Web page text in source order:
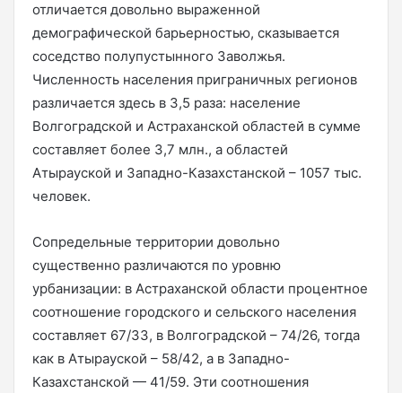
отличается довольно выраженной
демографической барьерностью, сказывается
соседство полупустынного Заволжья.
Численность населения приграничных регионов
различается здесь в 3,5 раза: население
Волгоградской и Астраханской областей в сумме
составляет более 3,7 млн., а областей
Атырауской и Западно-Казахстанской – 1057 тыс.
человек.
Сопредельные территории довольно
существенно различаются по уровню
урбанизации: в Астраханской области процентное
соотношение городского и сельского населения
составляет 67/33, в Волгоградской – 74/26, тогда
как в Атырауской – 58/42, а в Западно-
Казахстанской — 41/59. Эти соотношения